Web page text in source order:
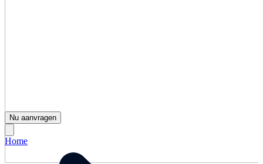
Nu aanvragen
Home